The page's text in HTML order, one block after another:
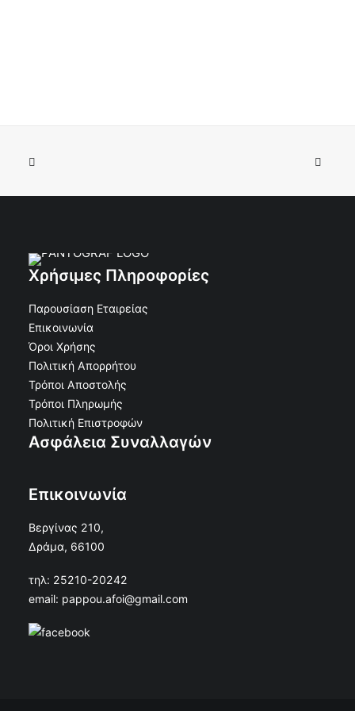
Σταυρός Λούκι χωρίς Σώμα Αντικέ Ματ 43εκ
Κωδικός: 21-10223
Χρήσιμες Πληροφορίες
Παρουσίαση Εταιρείας
Επικοινωνία
Όροι Χρήσης
Πολιτική Απορρήτου
Τρόποι Αποστολής
Τρόποι Πληρωμής
Πολιτική Επιστροφών
Ασφάλεια Συναλλαγών
Επικοινωνία
Βεργίνας 210,
Δράμα, 66100
τηλ: 25210-20242
email: pappou.afoi@gmail.com